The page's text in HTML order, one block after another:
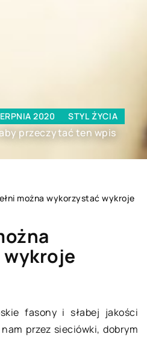
2020 STYL ŻYCIA
przeczytać ten wpis
można wykorzystać wykroje
fasony i słabej jakości
przez sieciówki, dobrym